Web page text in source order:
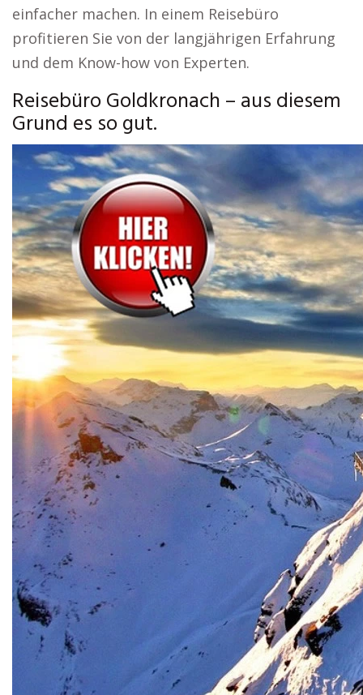
einfacher machen. In einem Reisebüro
profitieren Sie von der langjährigen Erfahrung
und dem Know-how von Experten.
Reisebüro Goldkronach – aus diesem
Grund es so gut.